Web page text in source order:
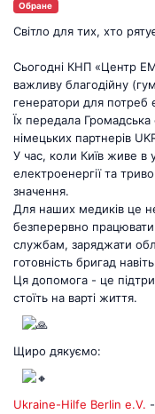
Обране
Світло для тих, хто
Сьогодні КНП «Центр
важливу благодійну
генератори для потреб
Їх передала Громадська
німецьких партнерів
У час, коли Київ живе в
електроенергії та
значення.
Для наших медиків це
безперервно
службам, заряджати
готовність бригад
Ця допомога - це
стоїть на варті життя.
Щиро дякуємо:
Ukraine-Hilfe Berlin e.V.